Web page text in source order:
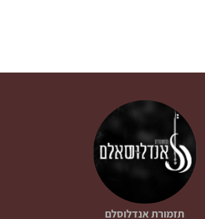
תזמורת אנדלוסלם